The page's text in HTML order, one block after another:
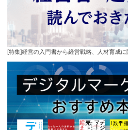
[特集]経営の入門書から経営戦略、人材育成